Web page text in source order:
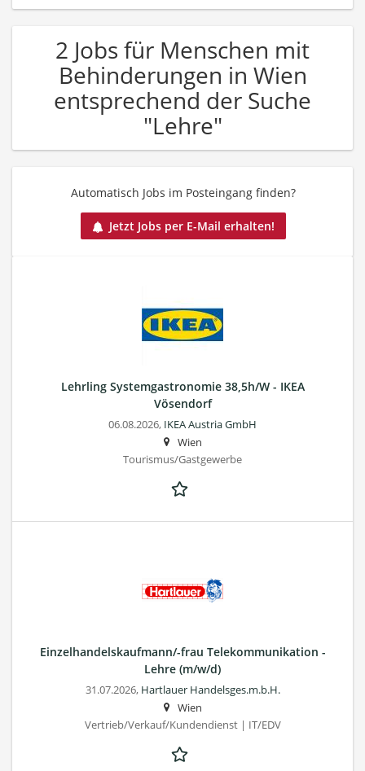
2 Jobs für Menschen mit
Behinderungen in Wien
entsprechend der Suche
"Lehre"
Automatisch Jobs im Posteingang finden?
Jetzt Jobs per E-Mail erhalten!
Lehrling Systemgastronomie 38,5h/W - IKEA
Vösendorf
06.08.2026, IKEA Austria GmbH
Wien
Tourismus/Gastgewerbe
Einzelhandelskaufmann/-frau Telekommunikation -
Lehre (m/w/d)
31.07.2026, Hartlauer Handelsges.m.b.H.
Wien
Vertrieb/Verkauf/Kundendienst | IT/EDV